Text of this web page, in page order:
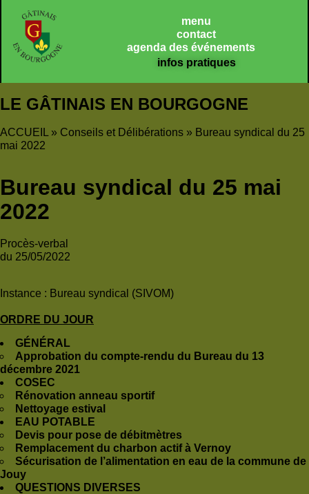
menu
contact
agenda des événements
infos pratiques
LE GÂTINAIS EN BOURGOGNE
ACCUEIL » Conseils et Délibérations » Bureau syndical du 25
mai 2022
Bureau syndical du 25 mai
2022
Procès-verbal
du 25/05/2022
Instance : Bureau syndical (SIVOM)
ORDRE DU JOUR
GÉNÉRAL
Approbation du compte-rendu du Bureau du 13
décembre 2021
COSEC
Rénovation anneau sportif
Nettoyage estival
EAU POTABLE
Devis pour pose de débitmètres
Remplacement du charbon actif à Vernoy
Sécurisation de l’alimentation en eau de la commune de
Jouy
QUESTIONS DIVERSES